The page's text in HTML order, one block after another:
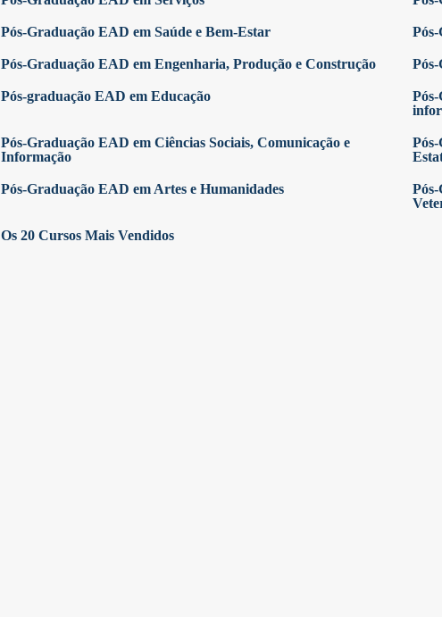
Pós-Graduação EAD em Saúde e Bem-Estar
Pós-Graduação EAD em Engenharia, Produção e Construção
Pós-graduação EAD em Educação
Pós-Graduação EAD em Ciências Sociais, Comunicação e
Informação
Pós-Graduação EAD em Artes e Humanidades
Os 20 Cursos Mais Vendidos